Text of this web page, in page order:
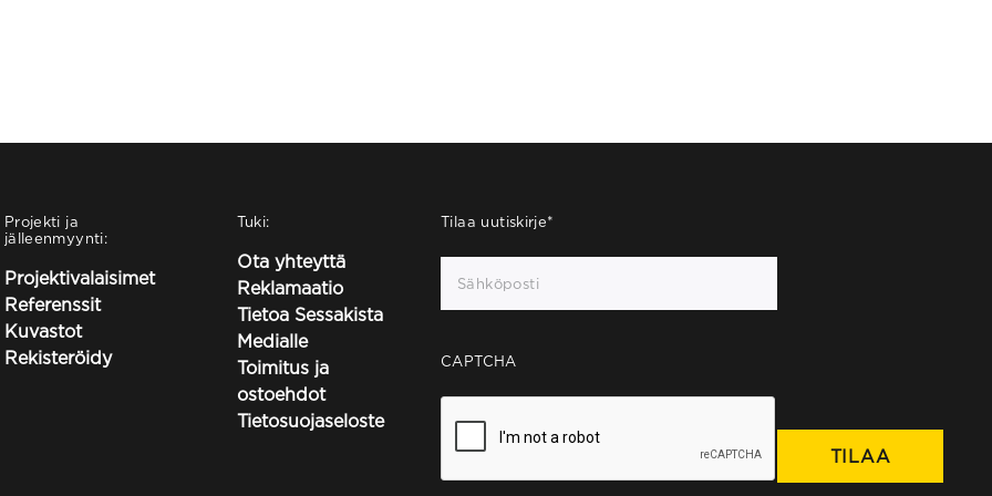
Projekti ja
jälleenmyynti:
Projektivalaisimet
Referenssit
Kuvastot
Rekisteröidy
Tuki:
Ota yhteyttä
Reklamaatio
Tietoa Sessakista
Medialle
Toimitus ja
ostoehdot
Tietosuojaseloste
Tilaa uutiskirje*
CAPTCHA